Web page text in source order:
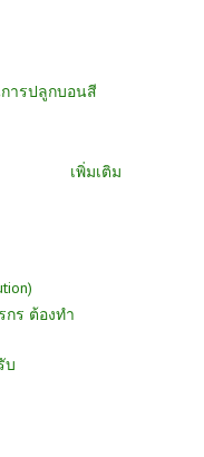
ารปลูกบอนสี
เพิ่มเติม
กร ต้องทำ
บ